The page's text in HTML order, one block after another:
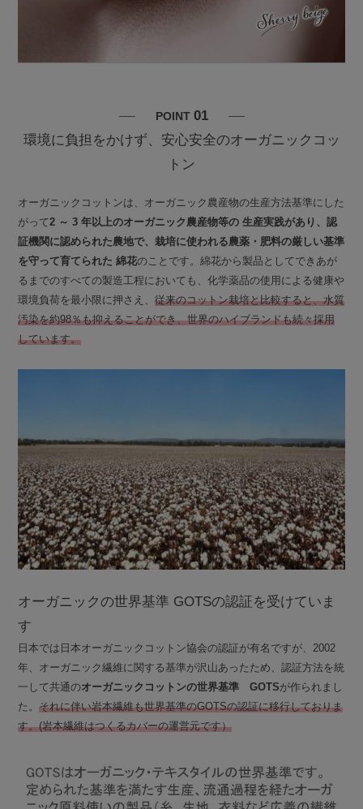
POINT 01
環境に負担をかけず、安心安全のオーガニックコッ
トン
オーガニックコットンは、オーガニック農産物の生産方法基準にした
がって2 ～ 3 年以上のオーガニック農産物等の 生産実践があり、認
証機関に認められた農地で、栽培に使われる農薬・肥料の厳しい基準
を守って育てられた 綿花のことです。綿花から製品としてできあが
るまでのすべての製造工程においても、化学薬品の使用による健康や
環境負荷を最小限に押さえ、従来のコットン栽培と比較すると、水質
汚染を約98％も抑えることができ、世界のハイブランドも続々採用
しています。
オーガニックの世界基準 GOTSの認証を受けていま
す
日本では日本オーガニックコットン協会の認証が有名ですが、2002
年、オーガニック繊維に関する基準が沢山あったため、認証方法を統
一して共通のオーガニックコットンの世界基準 GOTSが作られまし
た。それに伴い岩本繊維も世界基準のGOTSの認証に移行しておりま
す。(岩本繊維はつくるカバーの運営元です）